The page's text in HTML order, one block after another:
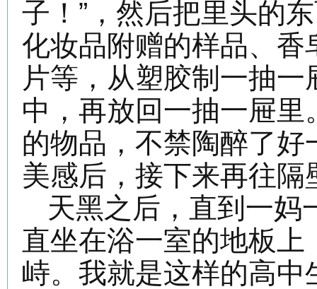
子！”，然后把里头的
化妆品附赠的样品、
片等，从塑胶制一抽
中，再放回一抽一屉
的物品，不禁陶醉了
美感后，接下来再往
天黑之后，直到一妈
直坐在浴一室的地板
峙。我就是这样的高中